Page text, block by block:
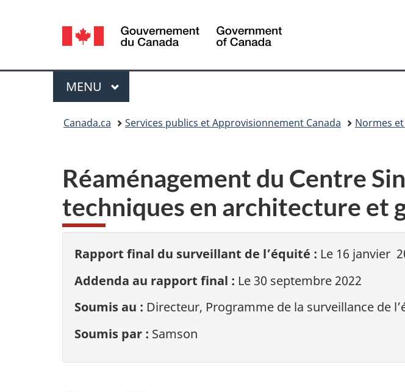
Sélection
de
la
langue
Canada
Menu
MENU PRINCIPAL
Canada.ca Services publics et Approvisionnement Canada Normes
Réaménagement du Centre
techniques en architecture et
Rapport final du surveillant de l’équité : Le 16 janvier
Addenda au rapport final : Le 30 septembre 2022
Soumis au : Directeur, Programme de la surveillance de
Soumis par : Samson